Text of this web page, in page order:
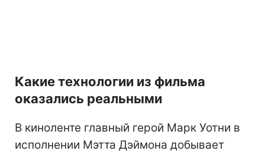
Какие технологии из фильма
оказались реальными
В киноленте главный герой Марк Уотни в
исполнении Мэтта Дэймона добывает